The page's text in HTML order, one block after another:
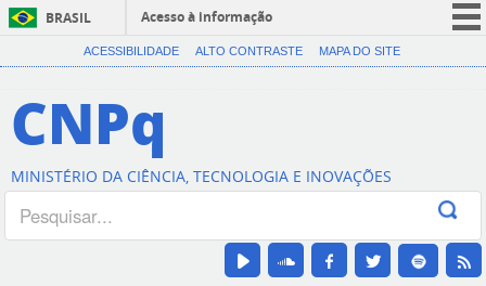
BRASIL
Acesso à informação
CORONAVÍRUS (COVID-19)
Canais
ACESSIBILIDADE ALTO CONTRASTE MAPA DO SITE
CNPq
MINISTÉRIO DA CIÊNCIA, TECNOLOGIA E INOVAÇÕES